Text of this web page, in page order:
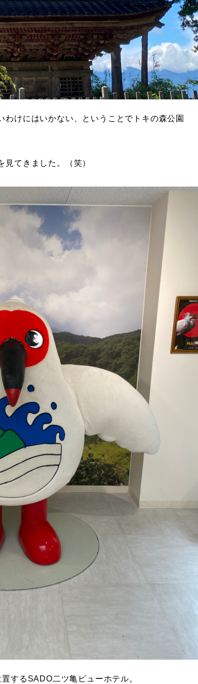
けにはいかない、ということでトキの森公園
てきました。（笑）
するSADO二ツ亀ビューホテル。